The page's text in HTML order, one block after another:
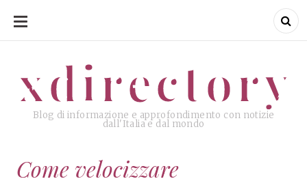
SKIP
CONTENT
xdirectory
Blog di informazione e approfondimento con notizie
dall'Italia e dal mondo
xdirectory
Come velocizzare